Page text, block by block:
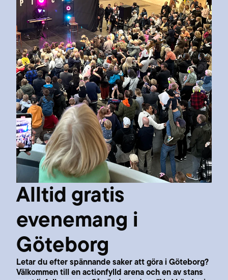
Alltid gratis
evenemang i
Göteborg
Letar du efter spännande saker att göra i Göteborg?
Välkommen till en actionfylld arena och en av stans